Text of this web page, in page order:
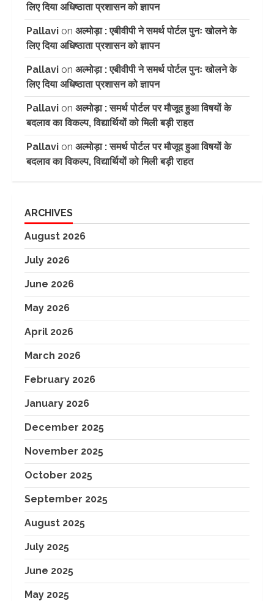
लिए दिया अधिष्ठाता प्रशासन को ज्ञापन
Pallavi on अल्मोड़ा : एबीवीपी ने समर्थ पोर्टल पुनः खोलने के
लिए दिया अधिष्ठाता प्रशासन को ज्ञापन
Pallavi on अल्मोड़ा : एबीवीपी ने समर्थ पोर्टल पुनः खोलने के
लिए दिया अधिष्ठाता प्रशासन को ज्ञापन
Pallavi on अल्मोड़ा : समर्थ पोर्टल पर मौजूद हुआ विषयों के
बदलाव का विकल्प, विद्यार्थियों को मिली बड़ी राहत
Pallavi on अल्मोड़ा : समर्थ पोर्टल पर मौजूद हुआ विषयों के
बदलाव का विकल्प, विद्यार्थियों को मिली बड़ी राहत
ARCHIVES
August 2026
July 2026
June 2026
May 2026
April 2026
March 2026
February 2026
January 2026
December 2025
November 2025
October 2025
September 2025
August 2025
July 2025
June 2025
May 2025